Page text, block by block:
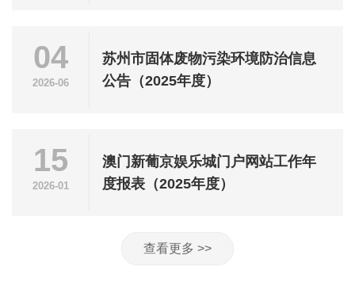
04
2026-06
苏州市固体废物污染环境防治信息
公告（2025年度）
15
2026-01
澳门新葡京娱乐城门户网站工作年
度报表（2025年度）
查看更多 >>